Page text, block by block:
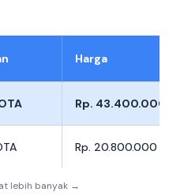
Harga
Rp. 43.400.000
Rp. 20.800.000
lebih banyak →